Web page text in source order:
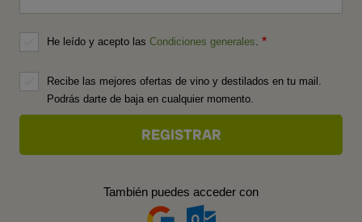
He leído y acepto las Condiciones generales.
Recibe las mejores ofertas de vino y destilados en tu mail.
Podrás darte de baja en cualquier momento.
También puedes acceder con